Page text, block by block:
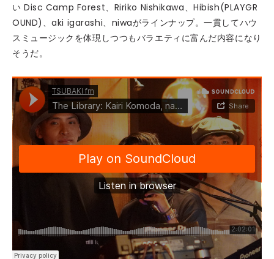
い Disc Camp Forest、Ririko Nishikawa、Hibish(PLAYGR
OUND)、aki igarashi、niwaがラインナップ。一貫してハウ
スミュージックを体現しつつもバラエティに富んだ内容になり
そうだ。